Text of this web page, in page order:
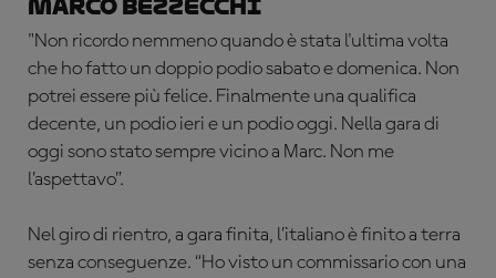
Marco Bezzecchi
"Non ricordo nemmeno quando è stata l'ultima volta
che ho fatto un doppio podio sabato e domenica. Non
potrei essere più felice. Finalmente una qualifica
decente, un podio ieri e un podio oggi. Nella gara di
oggi sono stato sempre vicino a Marc. Non me
l’aspettavo”.
Nel giro di rientro, a gara finita, l’italiano è finito a terra
senza conseguenze. “Ho visto un commissario con una